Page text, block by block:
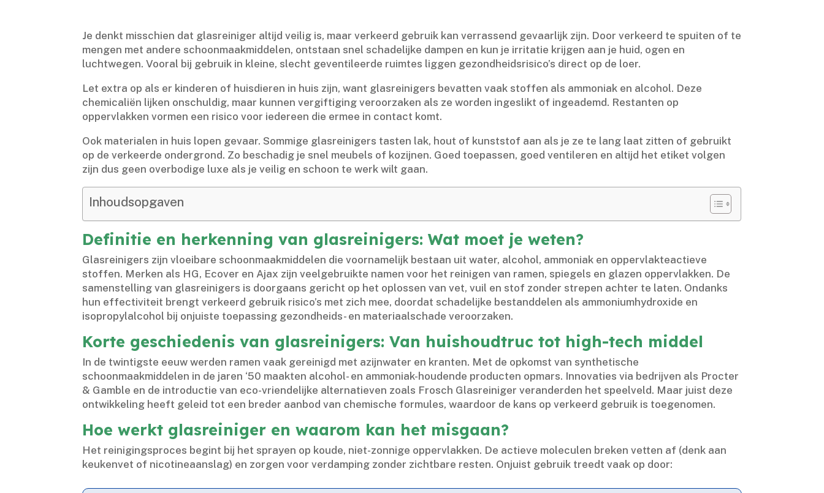
Je denkt misschien dat glasreiniger altijd veilig is, maar verkeerd gebruik kan verrassend gevaarlijk zijn.​ Door verkeerd te spuiten of te
mengen met andere schoonmaakmiddelen, ontstaan snel schadelijke dampen en kun je irritatie krijgen aan je huid, ogen en
luchtwegen.​ Vooral bij gebruik in kleine, slecht geventileerde ruimtes liggen gezondheidsrisico’s direct op de loer.​
Let extra op als er kinderen of huisdieren in huis zijn, want glasreinigers bevatten vaak stoffen als ammoniak en alcohol.​ Deze
chemicaliën lijken onschuldig, maar kunnen vergiftiging veroorzaken als ze worden ingeslikt of ingeademd.​ Restanten op
oppervlakken vormen een risico voor iedereen die ermee in contact komt.​
Ook materialen in huis lopen gevaar.​ Sommige glasreinigers tasten lak, hout of kunststof aan als je ze te lang laat zitten of gebruikt
op de verkeerde ondergrond.​ Zo beschadig je snel meubels of kozijnen.​ Goed toepassen, goed ventileren en altijd het etiket volgen
zijn dus geen overbodige luxe als je veilig en schoon te werk wilt gaan.​
Inhoudsopgaven
Definitie en herkenning van glasreinigers: Wat moet je weten?
Glasreinigers zijn vloeibare schoonmaakmiddelen die voornamelijk bestaan uit water, alcohol, ammoniak en oppervlakteactieve
stoffen.​ Merken als HG, Ecover en Ajax zijn veelgebruikte namen voor het reinigen van ramen, spiegels en glazen oppervlakken.​ De
samenstelling van glasreinigers is doorgaans gericht op het oplossen van vet, vuil en stof zonder strepen achter te laten.​ Ondanks
hun effectiviteit brengt verkeerd gebruik risico’s met zich mee, doordat schadelijke bestanddelen als ammoniumhydroxide en
isopropylalcohol bij onjuiste toepassing gezondheids- en materiaalschade veroorzaken.​
Korte geschiedenis van glasreinigers: Van huishoudtruc tot high-tech middel
In de twintigste eeuw werden ramen vaak gereinigd met azijnwater en kranten.​ Met de opkomst van synthetische
schoonmaakmiddelen in de jaren ‘50 maakten alcohol- en ammoniak-houdende producten opmars.​ Innovaties via bedrijven als Procter
& Gamble en de introductie van eco-vriendelijke alternatieven zoals Frosch Glasreiniger veranderden het speelveld.​ Maar juist deze
ontwikkeling heeft geleid tot een breder aanbod van chemische formules, waardoor de kans op verkeerd gebruik is toegenomen.​
Hoe werkt glasreiniger en waarom kan het misgaan?
Het reinigingsproces begint bij het sprayen op koude, niet-zonnige oppervlakken.​ De actieve moleculen breken vetten af (denk aan
keukenvet of nicotineaanslag) en zorgen voor verdamping zonder zichtbare resten.​ Onjuist gebruik treedt vaak op door: